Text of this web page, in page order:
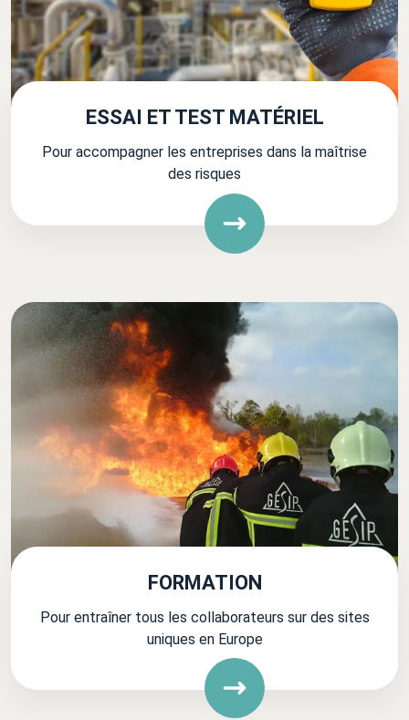
ESSAI ET TEST MATÉRIEL
Pour accompagner les entreprises dans la maîtrise
des risques
FORMATION
Pour entraîner tous les collaborateurs sur des sites
uniques en Europe